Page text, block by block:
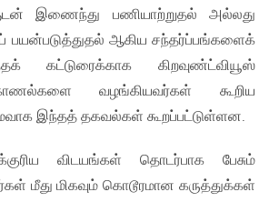
இணைந்து பணியாற்றுதல் அல்லது
பயன்படுத்துதல் ஆகிய சந்தர்ப்பங்களைக்
கட்டுரைக்காக கிறவுண்ட்வியூஸ்
வழங்கியவர்கள் கூறிய
இந்தத் தகவல்கள் கூறப்பட்டுள்ளன.
விடயங்கள் தொடர்பாக பேசும்
மீது மிகவும் கொடூரமான கருத்துக்கள்